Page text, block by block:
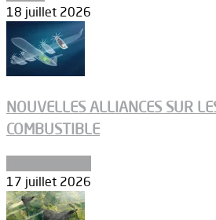
18 juillet 2026
NOUVELLES ALLIANCES SUR
COMBUSTIBLE
17 juillet 2026